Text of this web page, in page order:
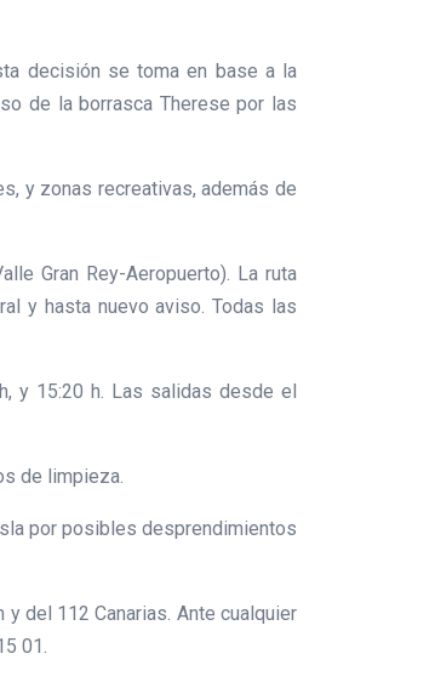
decisión se toma en base a la
de la borrasca Therese por las
y zonas recreativas, además de
Gran Rey-Aeropuerto). La ruta
y hasta nuevo aviso. Todas las
y 15:20 h. Las salidas desde el
de limpieza.
por posibles desprendimientos
del 112 Canarias. Ante cualquier
01.